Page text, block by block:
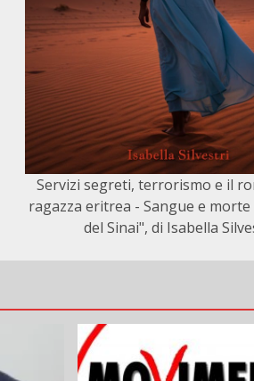
Servizi segreti, terrorismo e il
ragazza eritrea - Sangue e
del Sinai", di Isabella